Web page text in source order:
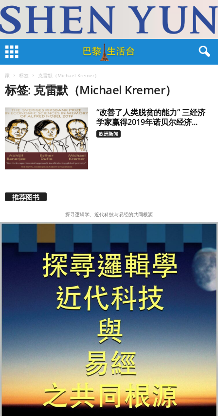
家 标签 克雷默（Michael Kremer）
标签: 克雷默（Michael Kremer）
“改善了人类脱贫的能力” 三经济
学家赢得2019年诺贝尔经济...
欧洲新闻
推荐图书
探寻逻辑学、近代科技与易经的共同根源